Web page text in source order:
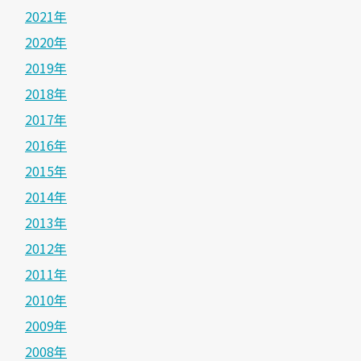
2021年
2020年
2019年
2018年
2017年
2016年
2015年
2014年
2013年
2012年
2011年
2010年
2009年
2008年